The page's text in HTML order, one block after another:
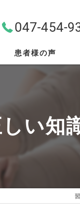
047-454-
患者様の声
い知